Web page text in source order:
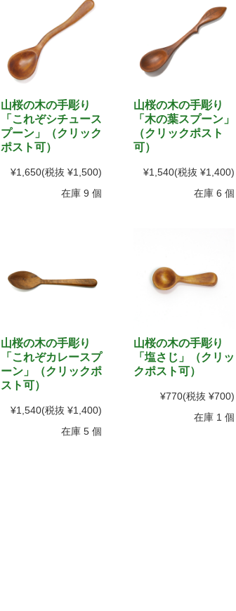
山桜の木の手彫り
「これぞシチュース
プーン」（クリック
ポスト可）
¥1,650(税抜 ¥1,500)
在庫 9 個
山桜の木の手彫り
「木の葉スプーン」
（クリックポスト
可）
¥1,540(税抜 ¥1,400)
在庫 6 個
山桜の木の手彫り
「これぞカレースプ
ーン」（クリックポ
スト可）
¥1,540(税抜 ¥1,400)
在庫 5 個
山桜の木の手彫り
「塩さじ」（クリッ
クポスト可）
¥770(税抜 ¥700)
在庫 1 個